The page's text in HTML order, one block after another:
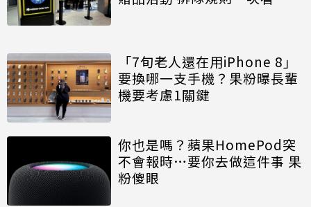
「7旬老人還在用iPhone 8」
要換哪一支手機？果粉曝長輩
機要考慮1關鍵
你也是嗎？蘋果HomePod突
不會報時…要你去做這件事 果
粉傻眼